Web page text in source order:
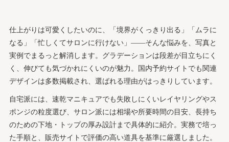
仕上がりは可愛くしたいのに、「境界がくっきり出る」「ムラに
なる」「忙しくてサロンに行けない」――そんな悩みを、写真と
実例でまるっと解消します。グラデーションは段差が目立ちにく
く、伸びても気づかれにくいのが魅力。国内予約サイトでも関連
デザインは多数掲載され、選ばれる理由がはっきりしています。
自宅派には、速乾マニキュアでも失敗しにくいレイヤリングやス
ポンジの粒度選び、サロン派には相場や所要時間の目安、長持ち
のための下地・トップの厚み設計まで具体的に紹介。実務で培っ
た手順と、販売サイトで評価の高い道具を基準に厳選しました。